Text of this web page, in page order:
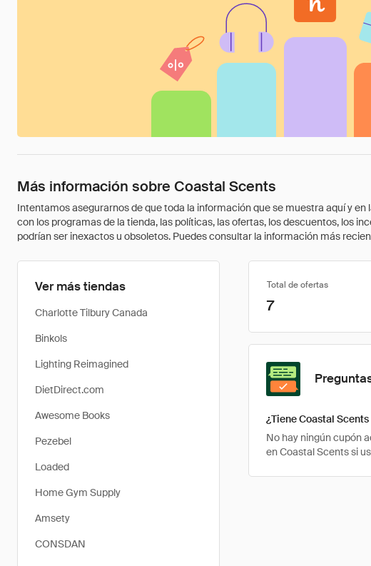
Más información sobre Coastal Scents
Intentamos asegurarnos de que toda la información que se muestra aquí y
con los programas de la tienda, las políticas, las ofertas, los descuentos, los
podrían ser inexactos u obsoletos. Puedes consultar la información más
Ver más tiendas
Charlotte Tilbury Canada
Binkols
Lighting Reimagined
DietDirect.com
Awesome Books
Pezebel
Loaded
Home Gym Supply
Amsety
CONSDAN
Total de ofertas
7
¿Tiene Coastal
No hay ningún cupón
en Coastal Scents si